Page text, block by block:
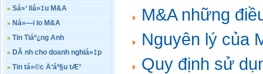
» Sá»‘ liá»‡u M&A
» Ná»—i lo M&A
» Tin Tiáº¿ng Anh
» DÃ nh cho doanh nghiá»‡p
» Tin tá»©c Ä‘áº§u tÆ°
M&A những
Nguyên lý của
Quy định sử